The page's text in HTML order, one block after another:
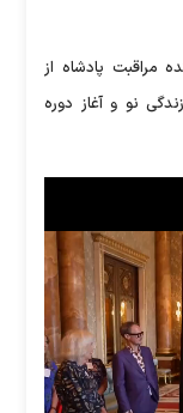
مراقبت پادشاه از
نو و آغاز دوره